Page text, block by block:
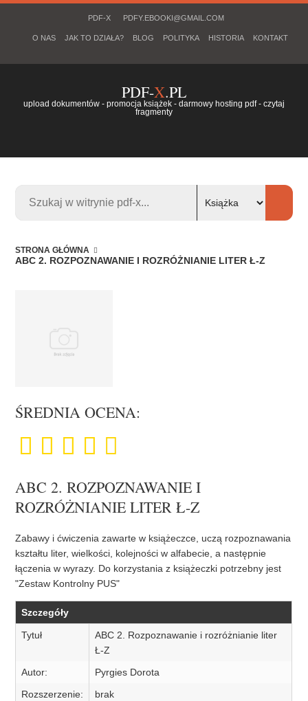
PDF-X PDFY.EBOOKI@GMAIL.COM
O NAS JAK TO DZIAŁA? BLOG POLITYKA HISTORIA KONTAKT
PDF-X.PL
upload dokumentów - promocja książek - darmowy hosting pdf - czytaj
fragmenty
STRONA GŁÓWNA
ABC 2. ROZPOZNAWANIE I ROZRÓŻNIANIE LITER Ł-Z
ŚREDNIA OCENA:
ABC 2. ROZPOZNAWANIE I
ROZRÓŻNIANIE LITER Ł-Z
Zabawy i ćwiczenia zawarte w książeczce, uczą rozpoznawania
kształtu liter, wielkości, kolejności w alfabecie, a następnie
łączenia w wyrazy. Do korzystania z książeczki potrzebny jest
"Zestaw Kontrolny PUS"
Szczegóły
Tytuł
ABC 2. Rozpoznawanie i rozróżnianie liter
Ł-Z
Autor:
Pyrgies Dorota
Rozszerzenie:
brak